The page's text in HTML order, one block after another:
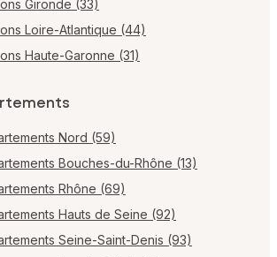
Gironde (33)
Loire-Atlantique (44)
Haute-Garonne (31)
Nord (59)
Bouches-du-Rhône (13)
Rhône (69)
Hauts de Seine (92)
Seine-Saint-Denis (93)